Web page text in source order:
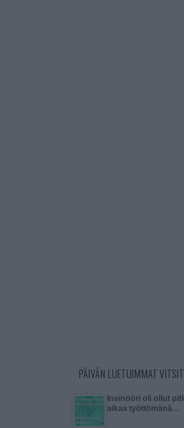
PÄIVÄN LUETUIMMAT VITSIT
Insinööri oli ollut
aikaa työttömänä…